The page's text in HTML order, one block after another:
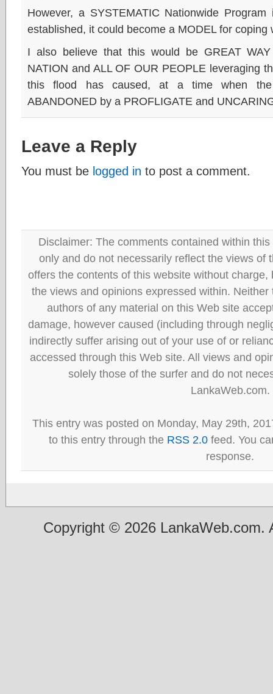
However, a SYSTEMATIC Nationwide
established, it could become a MODEL for
I also believe that this would be GREAT
NATION and ALL OF OUR PEOPLE leveraging
this flood has caused, at a time when the
ABANDONED by a PROFLIGATE and
Leave a Reply
You must be logged in to post a comment.
Disclaimer: The comments contained within
only and do not necessarily reflect the views of
offers the contents of this website without
the views and opinions expressed within.
authors of any material on this Web site
damage, however caused (including through
indirectly suffer arising out of your use of or
accessed through this Web site. All views and
solely those of the surfer and do not
LankaWeb.com.
This entry was posted on Monday, May 29th,
to this entry through the RSS 2.0 feed. You
response.
Copyright © 2026 LankaWeb.com.